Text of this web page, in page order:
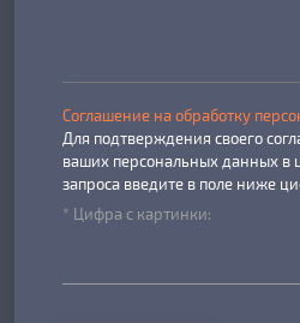
Соглашение на обработку
Для подтверждения своего
ваших персональных данных в
запроса введите в поле ниже
* Цифра с картинки: